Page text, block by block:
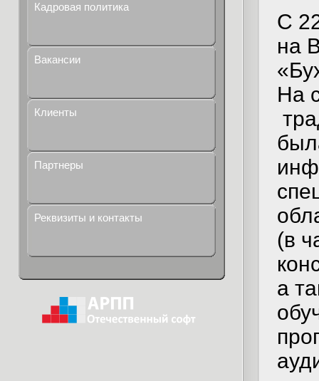
Кадровая политика
Вакансии
Клиенты
Партнеры
Реквизиты и контакты
С
на
На
(в
а